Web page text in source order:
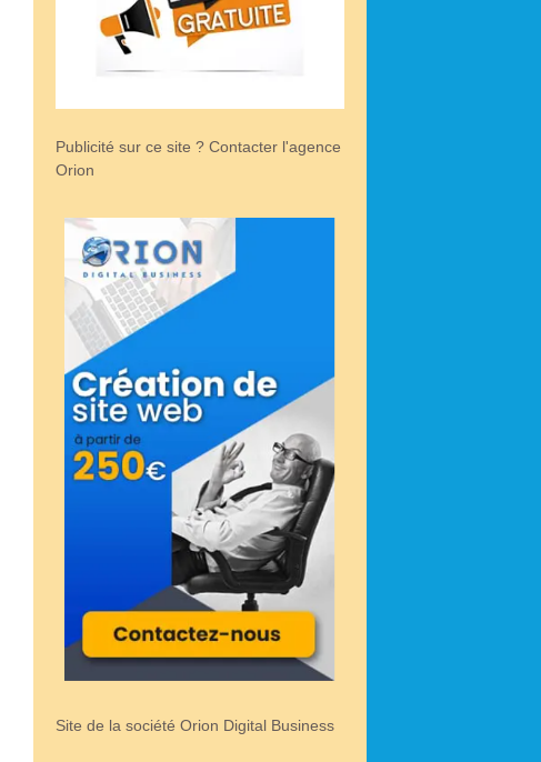
Publicité sur ce site ? Contacter l'agence
Orion
Site de la société Orion Digital Business